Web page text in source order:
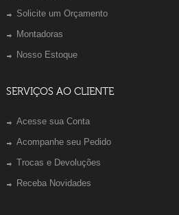
Solicite um Orçamento
Montadoras
Nosso Estoque
SERVIÇOS AO CLIENTE
Acesse sua Conta
Acompanhe seu Pedido
Trocas e Devoluções
Receba Novidades